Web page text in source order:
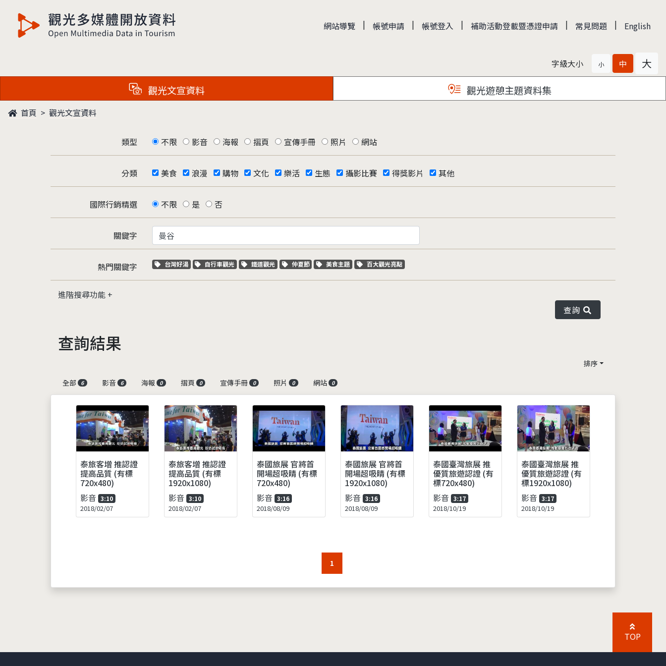
觀光多媒體開放資料 網站導覽 | 帳號申請 | 帳號登入 | 補助活動登載暨憑證申請 | 常見問題 | English
字級大小 小 中 大
觀光文宣資料 觀光遊憩主題資料集
首頁 觀光文宣資料
類型 不限 影音 海報 摺頁 宣傳手冊 照片 網站
分類 美食 浪漫 購物 文化 樂活 生態 攝影比賽 得獎影片 其他
國際行銷精選 不限 是 否
關鍵字
熱門關鍵字 關鍵字標籤
台灣好湯 關鍵字標籤
自行車觀光 關鍵字標籤
鐵道觀光 關鍵字標籤
仲夏節 關鍵字標籤
美食主題 關鍵字標籤
百大觀光亮點
進階搜尋功能
查詢
查詢結果
排序
全部
6 影音 6 海報 0 摺頁 0 宣傳手冊 0 照片 0 網站 0
泰旅客增 推認證
提高品質 (有標
720x480)
影音 3:10
2018/02/07
泰旅客增 推認證
提高品質 (有標
1920x1080)
影音 3:10
2018/02/07
泰國旅展 官將首
開場超吸睛 (有標
720x480)
影音 3:16
2018/08/09
泰國旅展 官將首
開場超吸睛 (有標
1920x1080)
影音 3:16
2018/08/09
泰國臺灣旅展 推
優質旅遊認證 (有
標720x480)
影音 3:17
2018/10/19
泰國臺灣旅展 推
優質旅遊認證 (有
標1920x1080)
影音 3:17
2018/10/19
1
TOP